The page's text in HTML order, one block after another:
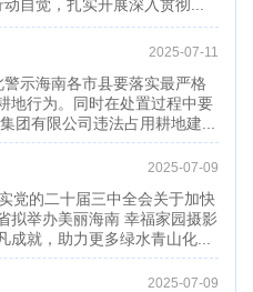
自觉，扎实开展深入贯彻...
2025-07-11
示海南各市县要落实最严格
地行为。同时在处置过程中要
团有限公司违法占用耕地建...
2025-07-09
党的二十届三中全会关于加快
拟举办美丽海南 幸福家园摄影
就，助力更多绿水青山化...
2025-07-09